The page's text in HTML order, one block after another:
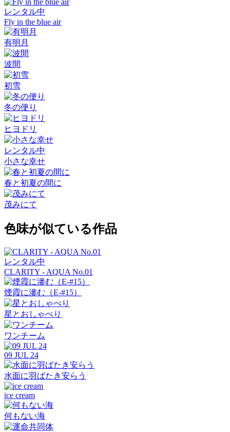
レンタル中
Fly in the blue air
有明月
波間
初雪
冬の便り
ヒヨドリ
レンタル中
小さな幸せ
春と初夏の間に
茂みにて
色味が似ている作品
レンタル中
CLARITY - AQUA No.01
煙霞に滲む（E-#15）
星とおしゃべり
ワンチーム
09 JUL 24
水面に羽ばたき安らう
ice cream
何もない海